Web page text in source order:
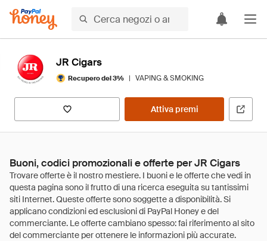
JR Cigars
Recupero del 3% | VAPING & SMOKING
Attiva premi
Buoni, codici promozionali e offerte per JR Cigars